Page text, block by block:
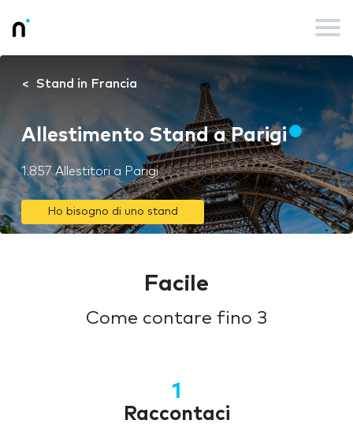
Stand in Francia
Allestimento Stand a Parigi
1.857 Allestitori a Parigi
Ho bisogno di uno stand
Facile
Come contare fino 3
1
Raccontaci